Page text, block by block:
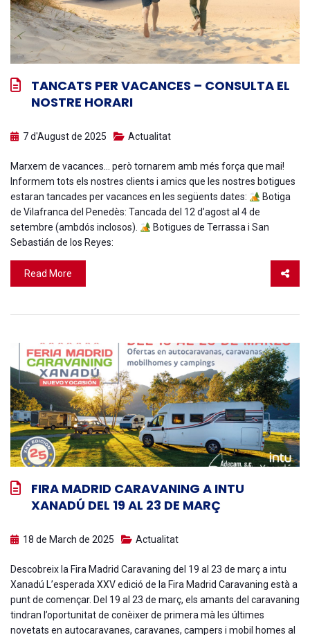
TANCATS PER VACANCES – CONSULTA EL
NOSTRE HORARI
7 d'August de 2025 Actualitat
Marxem de vacances… però tornarem amb més força que mai!
Informem tots els nostres clients i amics que les nostres botigues
estaran tancades per vacances en les següents dates:
Botiga
de Vilafranca del Penedès: Tancada del 12 d’agost al 4 de
setembre (ambdós inclosos).
Botigues de Terrassa i San
Sebastián de los Reyes:
Read More
FIRA MADRID CARAVANING A INTU
XANADÚ DEL 19 AL 23 DE MARÇ
18 de March de 2025 Actualitat
Descobreix la Fira Madrid Caravaning del 19 al 23 de març a intu
Xanadú L’esperada XXV edició de la Fira Madrid Caravaning està a
punt de començar. Del 19 al 23 de març, els amants del caravaning
tindran l’oportunitat de conèixer de primera mà les últimes
novetats en autocaravanes, caravanes, campers i mobil homes al